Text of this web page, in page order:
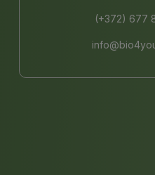
(+372) 677